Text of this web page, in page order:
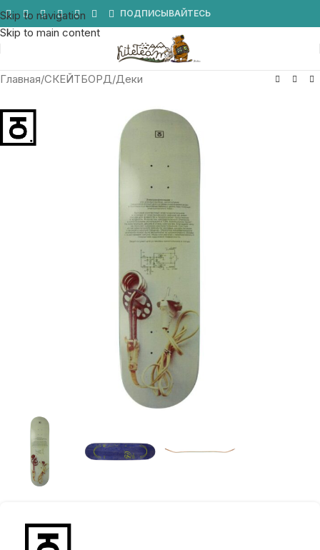
Skip to navigation
Skip to main content
ПОДПИСЫВАЙТЕСЬ
Главная/СКЕЙТБОРД/Деки